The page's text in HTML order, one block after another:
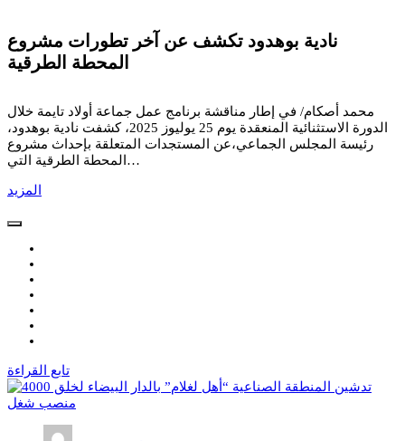
نادية بوهدود تكشف عن آخر تطورات مشروع
المحطة الطرقية
محمد أصكام/ في إطار مناقشة برنامج عمل جماعة أولاد تايمة خلال
الدورة الاستثنائية المنعقدة يوم 25 يوليوز 2025، كشفت نادية بوهدود،
رئيسة المجلس الجماعي،عن المستجدات المتعلقة بإحداث مشروع
المحطة الطرقية التي…
المزيد
تابع القراءة